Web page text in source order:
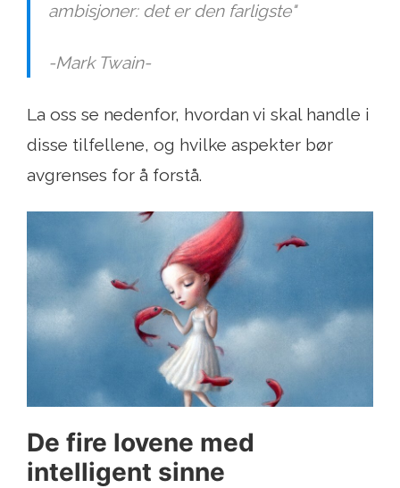
ambisjoner: det er den farligste"
-Mark Twain-
La oss se nedenfor, hvordan vi skal handle i
disse tilfellene, og hvilke aspekter bør
avgrenses for å forstå.
De fire lovene med
intelligent sinne